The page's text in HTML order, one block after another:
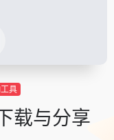
具
载与分享